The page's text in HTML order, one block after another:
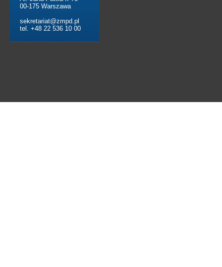
00-175 Warszawa
sekretariat@zmpd.pl
tel. +48 22 536 10 00